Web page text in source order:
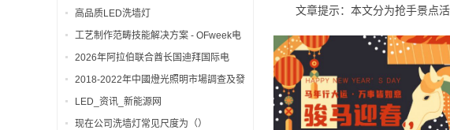
文章提示：本文分为抢手景点活
司
来
高品质LED洗墙灯
工艺制作范畴技能解决方案 - OFweek电
子工程网
2026年阿拉伯联合酋长国迪拜国际电
力、照明及新能源展览会
2018-2022年中國燈光照明市場調查及發
展趨勢研讨報告
LED_资讯_新能源网
现在公司洗墙灯常见尺度为（）